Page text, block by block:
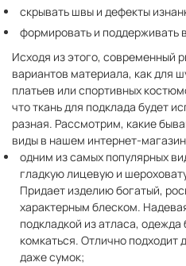
скрывать швы и дефекты
формировать и поддерживать
Исходя из этого, современный
вариантов материала, как для
платьев или спортивных
что ткань для подклада будет
разная. Рассмотрим, какие
виды в нашем интернет-
одним из самых популярных
гладкую лицевую и
Придает изделию богатый,
характерным блеском.
подкладкой из атласа, одежда
комкаться. Отлично подходит
даже сумок;